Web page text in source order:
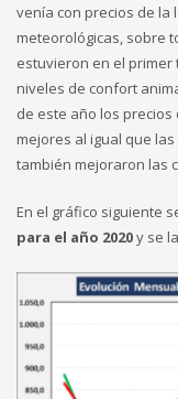
venía con precios de la
meteorológicas, sobre
estuvieron en el primer
niveles de confort
de este año los
mejores al igual que
también mejoraron las
En el gráfico siguiente
para el año 2020y se